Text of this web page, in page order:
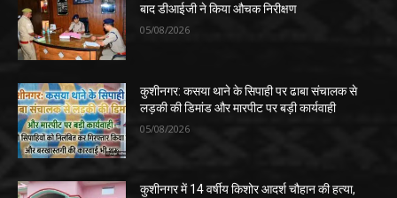
बाद डीआईजी ने किया औचक निरीक्षण
05/08/2026
कुशीनगर: कसया थाने के सिपाही पर ढाबा संचालक से
लड़की की डिमांड और मारपीट पर बड़ी कार्यवाही
05/08/2026
कुशीनगर में 14 वर्षीय किशोर आदर्श चौहान की हत्या,